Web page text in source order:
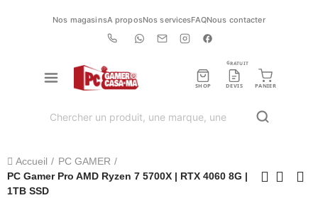
Nos magasinsA proposNos servicesFAQNous contacter
SHOP DEVIS
GRATUIT
PANIER
Accueil
PC GAMER
PC Gamer Pro AMD Ryzen 7 5700X | RTX 4060 8G |
1TB SSD